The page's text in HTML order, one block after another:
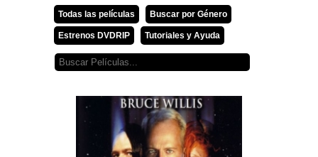
Todas las películas Buscar por Género
Estrenos DVDRIP Tutoriales y Ayuda